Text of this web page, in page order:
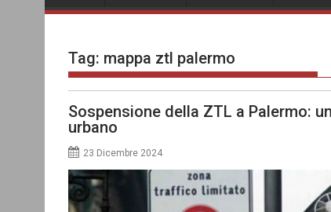
Tag: mappa ztl palermo
Sospensione della ZTL a Palermo:
urbano
23 Dicembre 2024